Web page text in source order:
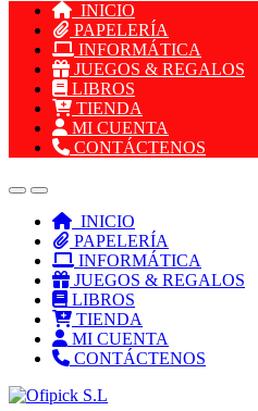
INICIO
PAPELERÍA
INFORMÁTICA
JUEGOS & REGALOS
LIBROS
TIENDA
MI CUENTA
CONTÁCTENOS
INICIO
PAPELERÍA
INFORMÁTICA
JUEGOS & REGALOS
LIBROS
TIENDA
MI CUENTA
CONTÁCTENOS